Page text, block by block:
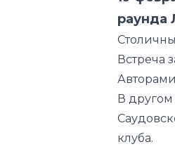
В
клуба.
Таким
Лиги
ЛЧА, 3-й